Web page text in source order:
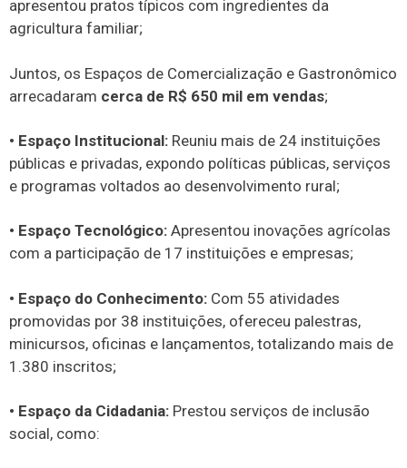
apresentou pratos típicos com ingredientes da
agricultura familiar;
Juntos, os Espaços de Comercialização e Gastronômico
arrecadaram cerca de R$ 650 mil em vendas;
• Espaço Institucional: Reuniu mais de 24 instituições
públicas e privadas, expondo políticas públicas, serviços
e programas voltados ao desenvolvimento rural;
• Espaço Tecnológico: Apresentou inovações agrícolas
com a participação de 17 instituições e empresas;
• Espaço do Conhecimento: Com 55 atividades
promovidas por 38 instituições, ofereceu palestras,
minicursos, oficinas e lançamentos, totalizando mais de
1.380 inscritos;
• Espaço da Cidadania: Prestou serviços de inclusão
social, como: